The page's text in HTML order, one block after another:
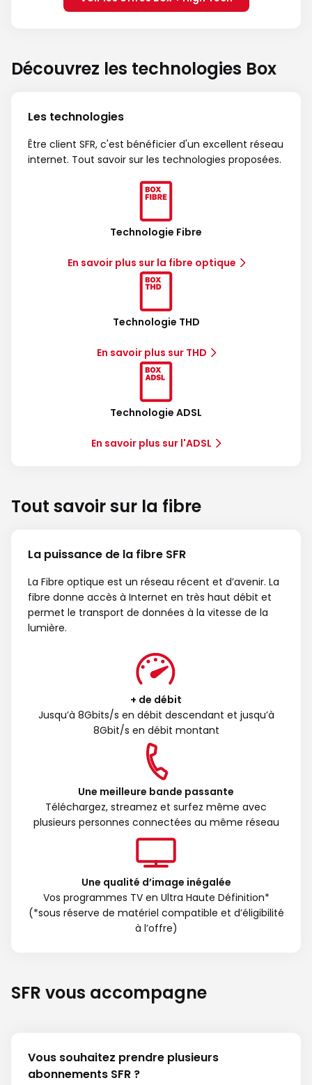
Découvrez les technologies Box
Les technologies
Être client SFR, c'est bénéficier d'un excellent réseau
internet. Tout savoir sur les technologies proposées.
Technologie Fibre
En savoir plus sur la fibre optique
Technologie THD
En savoir plus sur THD
Technologie ADSL
En savoir plus sur l'ADSL
Tout savoir sur la fibre
La puissance de la fibre SFR
La Fibre optique est un réseau récent et d’avenir. La
fibre donne accès à Internet en très haut débit et
permet le transport de données à la vitesse de la
lumière.
+ de débit
Jusqu’à 8Gbits/s en débit descendant et jusqu’à
8Gbit/s en débit montant
Une meilleure bande passante
Téléchargez, streamez et surfez même avec
plusieurs personnes connectées au même réseau
Une qualité d’image inégalée
Vos programmes TV en Ultra Haute Définition*
(*sous réserve de matériel compatible et d’éligibilité
à l’offre)
SFR vous accompagne
Vous souhaitez prendre plusieurs
abonnements SFR ?